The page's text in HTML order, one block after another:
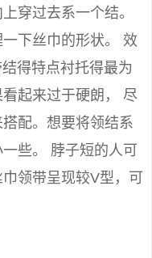
穿过去系一个结。
下丝巾的形状。 效
得特点衬托得最为
起来过于硬朗， 尽
配。想要将领结系
些。 脖子短的人可
领带呈现较V型，可